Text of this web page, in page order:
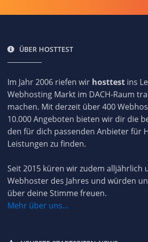
ÜBER HOSTTEST
Im Jahr 2006 riefen wir hosttest ins
Webhosting Markt im DACH-Raum
machen. Mit derzeit über 400
10.000 Angeboten bieten wir dir die
den für dich passenden Anbieter für
Leistungen zu finden.
Seit 2015 küren wir zudem alljährlich
Webhoster des Jahres und würden
über deine Stimme freuen.
Mehr über uns...